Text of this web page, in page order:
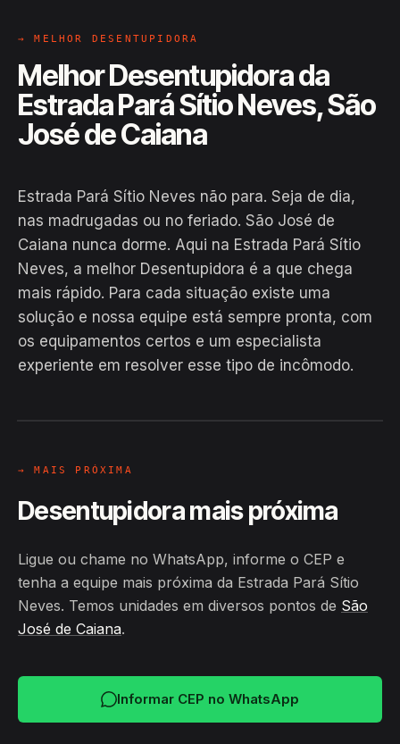
→ MELHOR DESENTUPIDORA
Melhor Desentupidora da
Estrada Pará Sítio Neves, São
José de Caiana
Estrada Pará Sítio Neves não para. Seja de dia,
nas madrugadas ou no feriado. São José de
Caiana nunca dorme. Aqui na Estrada Pará Sítio
Neves, a melhor Desentupidora é a que chega
mais rápido. Para cada situação existe uma
solução e nossa equipe está sempre pronta, com
os equipamentos certos e um especialista
experiente em resolver esse tipo de incômodo.
EM CAMPO
Hiroshiro · Estrada Pará Sítio Neves,
→ MAIS PRÓXIMA
Desentupidora mais próxima
Ligue ou chame no WhatsApp, informe o CEP e
tenha a equipe mais próxima da Estrada Pará Sítio
Neves. Temos unidades em diversos pontos de São
José de Caiana.
Informar CEP no WhatsApp